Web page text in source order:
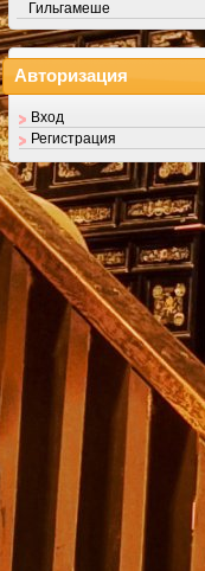
Гильгамеше
Авторизация
Вход
Регистрация